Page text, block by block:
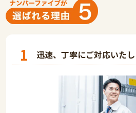
1 迅速、丁寧にご対応いたし